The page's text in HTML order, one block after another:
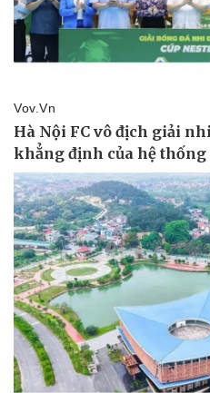
Doanh nghiệp
Thông tin doanh nghiệp
Doanh nghiệp 24h
Vì cộng đồng